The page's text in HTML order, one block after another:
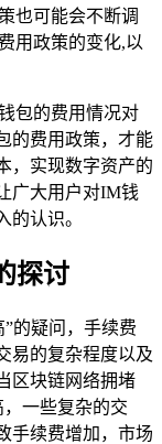
也可能会不断调
用政策的变化,以
包的费用情况对
的费用政策，才能
，实现数字资产的
广大用户对IM钱
的认识。
探讨
的疑问，手续费
易的复杂程度以及
区块链网络拥堵
一些复杂的交
手续费增加，市场